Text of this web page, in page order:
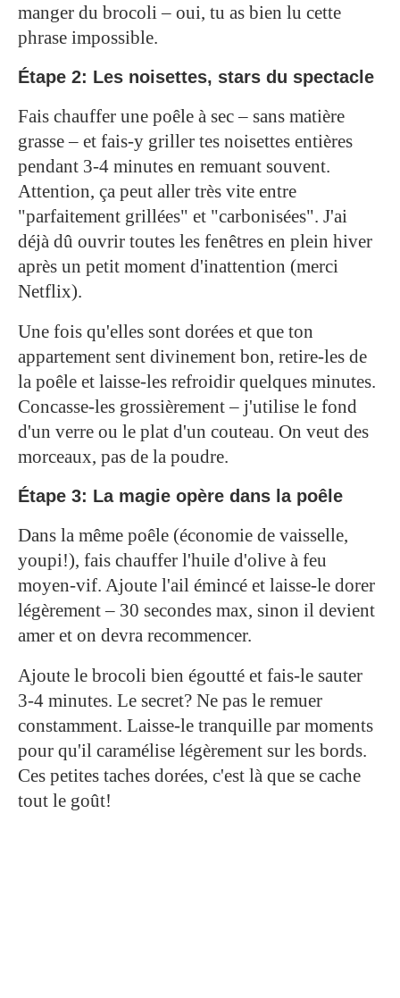
manger du brocoli – oui, tu as bien lu cette
phrase impossible.
Étape 2: Les noisettes, stars du spectacle
Fais chauffer une poêle à sec – sans matière
grasse – et fais-y griller tes noisettes entières
pendant 3-4 minutes en remuant souvent.
Attention, ça peut aller très vite entre
"parfaitement grillées" et "carbonisées". J'ai
déjà dû ouvrir toutes les fenêtres en plein hiver
après un petit moment d'inattention (merci
Netflix).
Une fois qu'elles sont dorées et que ton
appartement sent divinement bon, retire-les de
la poêle et laisse-les refroidir quelques minutes.
Concasse-les grossièrement – j'utilise le fond
d'un verre ou le plat d'un couteau. On veut des
morceaux, pas de la poudre.
Étape 3: La magie opère dans la poêle
Dans la même poêle (économie de vaisselle,
youpi!), fais chauffer l'huile d'olive à feu
moyen-vif. Ajoute l'ail émincé et laisse-le dorer
légèrement – 30 secondes max, sinon il devient
amer et on devra recommencer.
Ajoute le brocoli bien égoutté et fais-le sauter
3-4 minutes. Le secret? Ne pas le remuer
constamment. Laisse-le tranquille par moments
pour qu'il caramélise légèrement sur les bords.
Ces petites taches dorées, c'est là que se cache
tout le goût!